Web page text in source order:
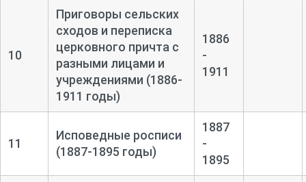
10
Приговоры сельских
сходов и переписка
церковного причта с
разными лицами и
учреждениями (1886-
1911 годы)
1886
-
1911
11
Исповедные росписи
(1887-1895 годы)
1887
-
1895